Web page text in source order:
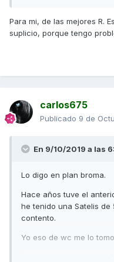
Para mi, de las mejores R.
suplicio, porque tengo
carlos675
Publicado 9 de
En 9/10/2019 a las
Lo digo en plan broma.
Hace años tuve el
he tenido una Satelis
contento.
Yo eso de wc me lo